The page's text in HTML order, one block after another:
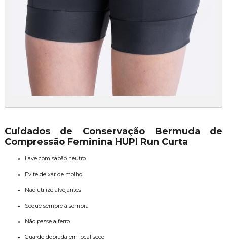
Cuidados de Conservação Bermuda de
Compressão Feminina HUPI Run Curta
Lave com sabão neutro
Evite deixar de molho
Não utilize alvejantes
Seque sempre à sombra
Não passe a ferro
Guarde dobrada em local seco